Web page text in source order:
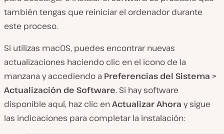
también tengas que reiniciar el ordenador durante
este proceso.
Si utilizas macOS, puedes encontrar nuevas
actualizaciones haciendo clic en el icono de la
manzana y accediendo a Preferencias del Sistema >
Actualización de Software. Si hay software
disponible aquí, haz clic enActualizar Ahora y sigue
las indicaciones para completar la instalación: